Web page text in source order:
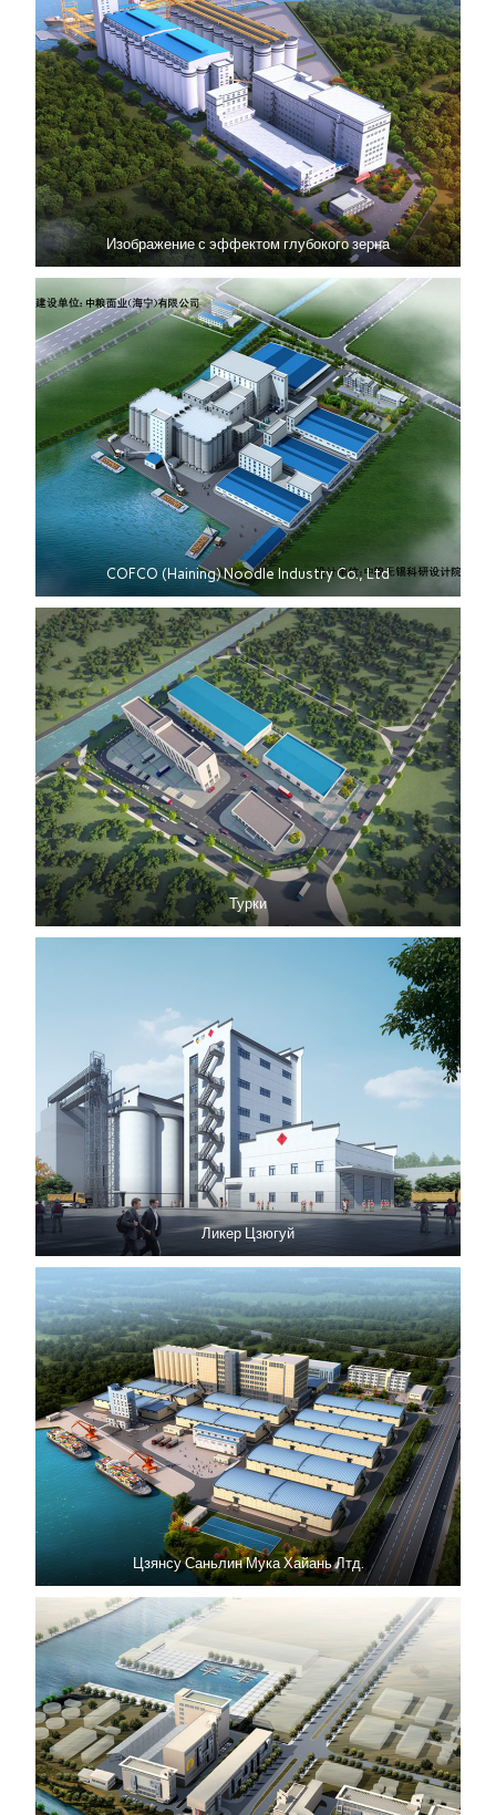
Изображение с эффектом глубокого зерна
COFCO (Haining) Noodle Industry Co., Ltd
Турки
Ликер Цзюгуй
Цзянсу Саньлин Мука Хайань Лтд.